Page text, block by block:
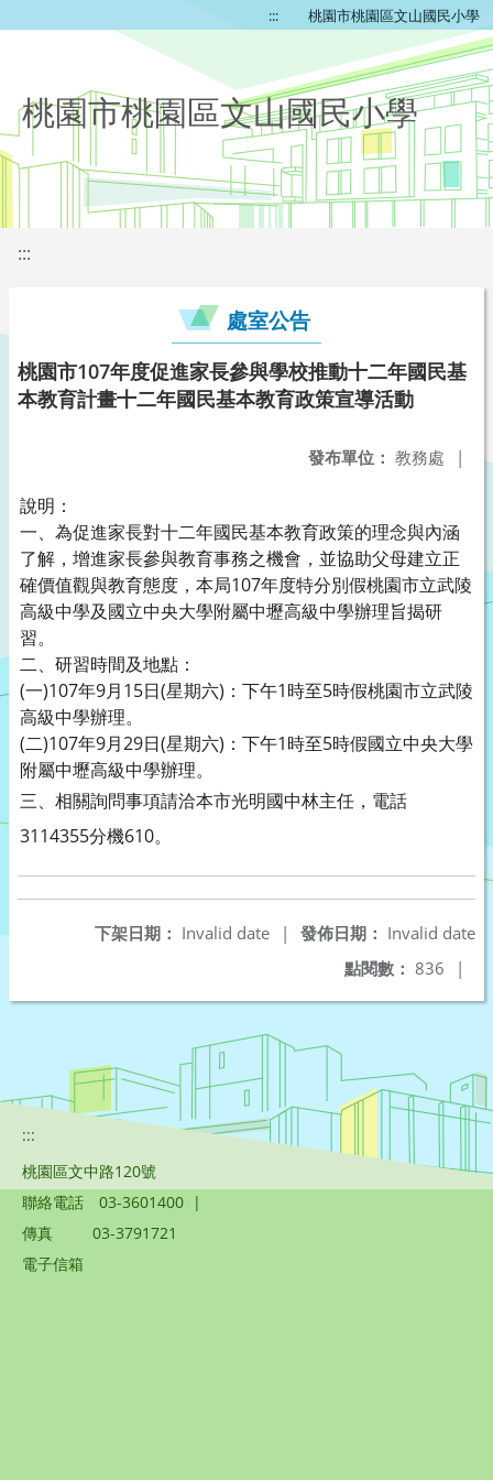
::: 桃園市桃園區文山國民小學
桃園市桃園區文山國民小學
:::
處室公告
桃園市107年度促進家長參與學校推動十二年國民基
本教育計畫十二年國民基本教育政策宣導活動
發布單位： 教務處 |
說明：
一、為促進家長對十二年國民基本教育政策的理念與內涵
了解，增進家長參與教育事務之機會，並協助父母建立正
確價值觀與教育態度，本局107年度特分別假桃園市立武陵
高級中學及國立中央大學附屬中壢高級中學辦理旨揭研
習。
二、研習時間及地點：
(一)107年9月15日(星期六)：下午1時至5時假桃園市立武陵
高級中學辦理。
(二)107年9月29日(星期六)：下午1時至5時假國立中央大學
附屬中壢高級中學辦理。
三、 相關詢問事項請洽本市光明國中林主任，電話
3114355分機610。
發佈日期： Invalid date
下架日期： Invalid date
|
點閱數： 836 |
:::
桃園區文中路120號
聯絡電話
03-3601400 |
傳真
03-3791721
電子信箱